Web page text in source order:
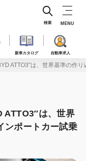
新車カタログ 自動車求人
検索 MENU
ATTO3″は、世界基準の作
ATTO3″は、世界
ンポートカー試乗